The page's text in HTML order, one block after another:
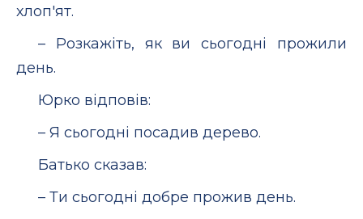
хлоп'ят.
– Розкажіть, як ви сьогодні прожили
день.
Юрко відповів:
– Я сьогодні посадив дерево.
Батько сказав:
– Ти сьогодні добре прожив день.